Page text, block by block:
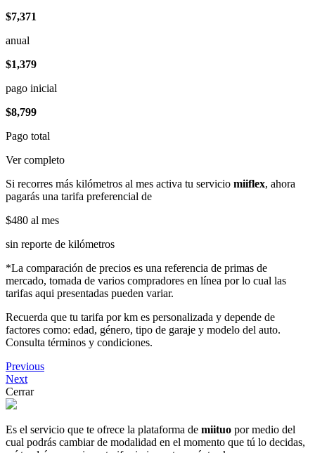
$7,371
anual
$1,379
pago inicial
$8,799
Pago total
Ver completo
Si recorres más kilómetros al mes activa tu servicio miiflex, ahora
pagarás una tarifa preferencial de
$480 al mes
sin reporte de kilómetros
*La comparación de precios es una referencia de primas de
mercado, tomada de varios compradores en línea por lo cual las
tarifas aqui presentadas pueden variar.
Recuerda que tu tarifa por km es personalizada y depende de
factores como: edad, género, tipo de garaje y modelo del auto.
Consulta términos y condiciones.
Previous
Next
Cerrar
Es el servicio que te ofrece la plataforma de miituo por medio del
cual podrás cambiar de modalidad en el momento que tú lo decidas,